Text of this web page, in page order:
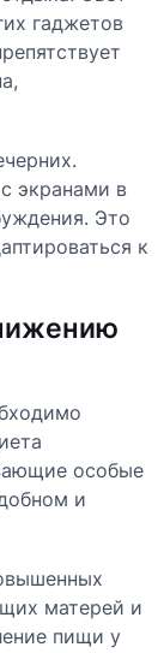
гаджетов
экранами в
Это
к
особые
и
матерей и
пищи у